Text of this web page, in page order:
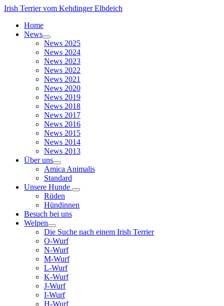
Irish Terrier vom Kehdinger Elbdeich
Home
News
News 2025
News 2024
News 2023
News 2022
News 2021
News 2020
News 2019
News 2018
News 2017
News 2016
News 2015
News 2014
News 2013
Über uns
Amica Animalis
Standard
Unsere Hunde
Rüden
Hündinnen
Besuch bei uns
Welpen
Die Suche nach einem Irish Terrier
O-Wurf
N-Wurf
M-Wurf
L-Wurf
K-Wurf
J-Wurf
I-Wurf
H-Wurf